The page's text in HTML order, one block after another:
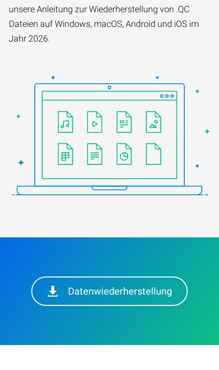
unsere Anleitung zur Wiederherstellung von .QC
Dateien auf Windows, macOS, Android und iOS im
Jahr 2026.
Datenwiederherstellung